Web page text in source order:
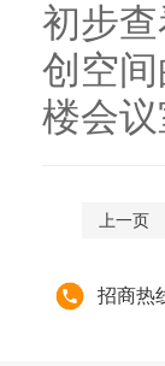
初步
创空
楼会
上一页
招商热